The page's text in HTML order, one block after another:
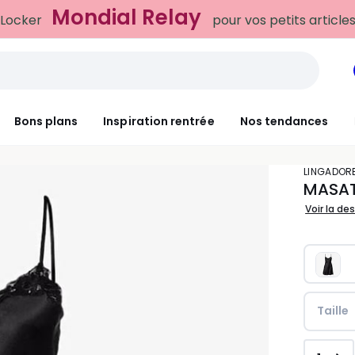
Bons plans Inspiration rentrée Nos tendances
Voir la
Taille